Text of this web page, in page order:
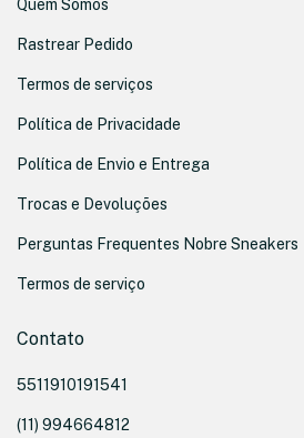
Quem Somos
Rastrear Pedido
Termos de serviços
Política de Privacidade
Política de Envio e Entrega
Trocas e Devoluções
Perguntas Frequentes Nobre Sneakers
Termos de serviço
Contato
5511910191541
(11) 994664812